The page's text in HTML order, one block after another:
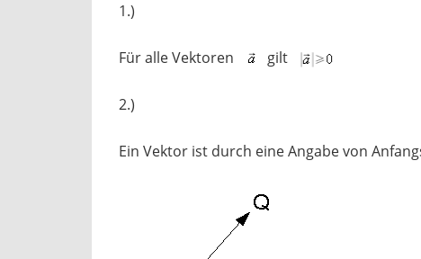
1.)
Für alle Vektoren gilt
2.)
Ein Vektor ist durch eine Angabe von